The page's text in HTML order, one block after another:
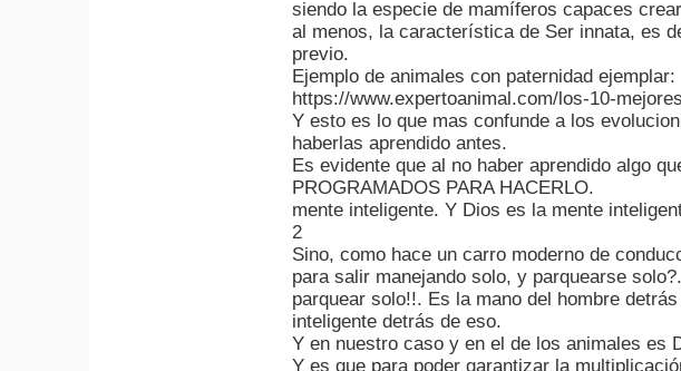
siendo la especie de mamíferos capaces
al menos, la característica de Ser innata, es
previo.
Ejemplo de animales con paternidad ejemplar:
https://www.expertoanimal.com/los-10-
Y esto es lo que mas confunde a los
haberlas aprendido antes.
Es evidente que al no haber aprendido algo
PROGRAMADOS PARA HACERLO.
mente inteligente. Y Dios es la mente
2
Sino, como hace un carro moderno de
para salir manejando solo, y parquearse
parquear solo!!. Es la mano del hombre
inteligente detrás de eso.
Y en nuestro caso y en el de los animales es
Y es que para poder garantizar la